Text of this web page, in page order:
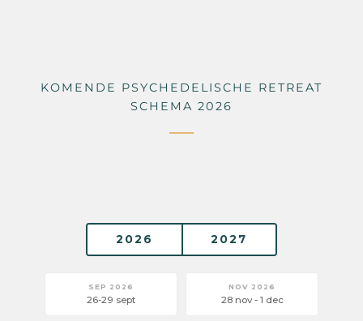
KOMENDE PSYCHEDELISCHE RETREAT
SCHEMA 2026
2026 2027
SEP 2026
26-29 sept
NOV 2026
28 nov - 1 dec